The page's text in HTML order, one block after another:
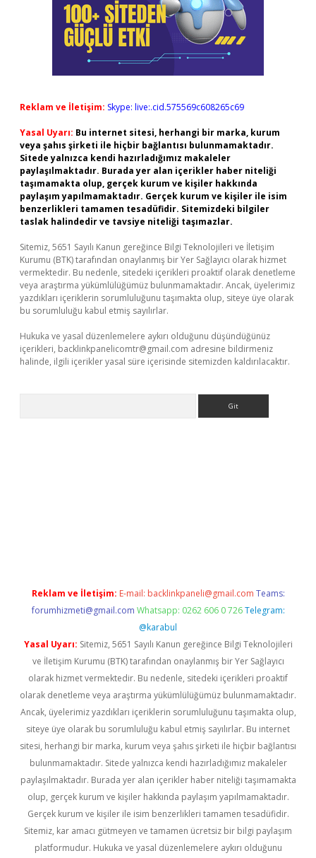
Reklam ve İletişim: Skype: live:.cid.575569c608265c69
Yasal Uyarı: Bu internet sitesi, herhangi bir marka, kurum
veya şahıs şirketi ile hiçbir bağlantısı bulunmamaktadır.
Sitede yalnızca kendi hazırladığımız makaleler
paylaşılmaktadır. Burada yer alan içerikler haber niteliği
taşımamakta olup, gerçek kurum ve kişiler hakkında
paylaşım yapılmamaktadır. Gerçek kurum ve kişiler ile isim
benzerlikleri tamamen tesadüfidir. Sitemizdeki bilgiler
taslak halindedir ve tavsiye niteliği taşımazlar.
Sitemiz, 5651 Sayılı Kanun gereğince Bilgi Teknolojileri ve İletişim
Kurumu (BTK) tarafından onaylanmış bir Yer Sağlayıcı olarak hizmet
vermektedir. Bu nedenle, sitedeki içerikleri proaktif olarak denetleme
veya araştırma yükümlülüğümüz bulunmamaktadır. Ancak, üyelerimiz
yazdıkları içeriklerin sorumluluğunu taşımakta olup, siteye üye olarak
bu sorumluluğu kabul etmiş sayılırlar.
Hukuka ve yasal düzenlemelere aykırı olduğunu düşündüğünüz
içerikleri, backlinkpanelicomtr@gmail.com adresine bildirmeniz
halinde, ilgili içerikler yasal süre içerisinde sitemizden kaldırılacaktır.
Reklam ve İletişim: E-mail: backlinkpaneli@gmail.com Teams:
forumhizmeti@gmail.com Whatsapp: 0262 606 0 726 Telegram:
@karabul
Yasal Uyarı: Sitemiz, 5651 Sayılı Kanun gereğince Bilgi Teknolojileri
ve İletişim Kurumu (BTK) tarafından onaylanmış bir Yer Sağlayıcı
olarak hizmet vermektedir. Bu nedenle, sitedeki içerikleri proaktif
olarak denetleme veya araştırma yükümlülüğümüz bulunmamaktadır.
Ancak, üyelerimiz yazdıkları içeriklerin sorumluluğunu taşımakta olup,
siteye üye olarak bu sorumluluğu kabul etmiş sayılırlar. Bu internet
sitesi, herhangi bir marka, kurum veya şahıs şirketi ile hiçbir bağlantısı
bulunmamaktadır. Sitede yalnızca kendi hazırladığımız makaleler
paylaşılmaktadır. Burada yer alan içerikler haber niteliği taşımamakta
olup, gerçek kurum ve kişiler hakkında paylaşım yapılmamaktadır.
Gerçek kurum ve kişiler ile isim benzerlikleri tamamen tesadüfidir.
Sitemiz, kar amacı gütmeyen ve tamamen ücretsiz bir bilgi paylaşım
platformudur. Hukuka ve yasal düzenlemelere aykırı olduğunu